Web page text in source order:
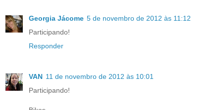
Georgia Jácome 5 de novembro de 2012 às 11:12
Participando!
Responder
VAN 11 de novembro de 2012 às 10:01
Participando!